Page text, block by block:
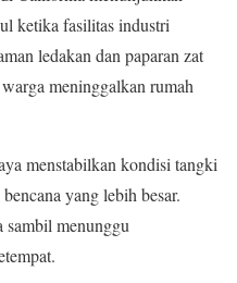
ketika fasilitas industri
ledakan dan paparan zat
meninggalkan rumah
menstabilkan kondisi tangki
yang lebih besar.
sambil menunggu